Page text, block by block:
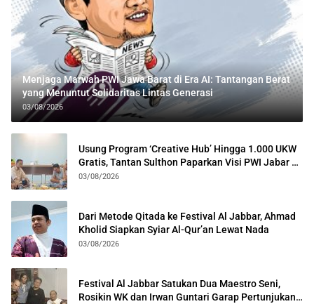
Menjaga Marwah PWI Jawa Barat di Era AI: Tantangan Berat
yang Menuntut Solidaritas Lintas Generasi
03/08/2026
Usung Program ‘Creative Hub’ Hingga 1.000 UKW
Gratis, Tantan Sulthon Paparkan Visi PWI Jabar di
Kota Bogor
03/08/2026
Dari Metode Qitada ke Festival Al Jabbar, Ahmad
Kholid Siapkan Syiar Al-Qur’an Lewat Nada
03/08/2026
Festival Al Jabbar Satukan Dua Maestro Seni,
Rosikin WK dan Irwan Guntari Garap Pertunjukan